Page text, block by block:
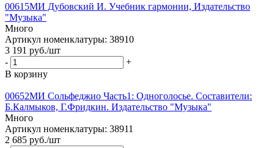
00615МИ Дубовский И. Учебник гармонии, Издательство
"Музыка"
Много
Артикул номенклатуры: 38910
3 191 руб./шт
-
+
В корзину
00652МИ Сольфеджио Часть1: Одноголосье. Составители:
Б.Калмыков, Г.Фридкин. Издательство "Музыка"
Много
Артикул номенклатуры: 38911
2 685 руб./шт